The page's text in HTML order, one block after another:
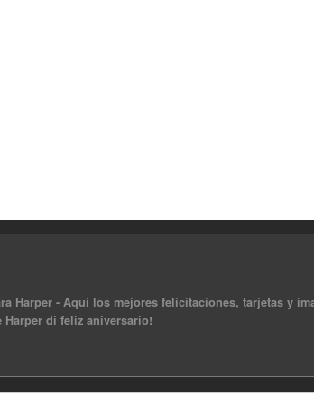
Harper - Aqui los mejores felicitaciones, tarjetas y
di feliz aniversario!